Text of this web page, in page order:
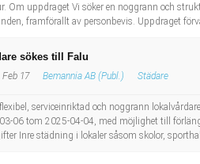
Om uppdraget Vi söker en noggrann och
framförallt av personbevis. Uppdraget
sökes till Falu
Feb 17 Bemannia AB (Publ.) Städare
serviceinriktad och noggrann
06 tom 2025-04-04, med möjlighet till
Inre städning i lokaler såsom skolor,